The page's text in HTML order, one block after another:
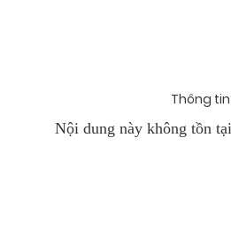
Thông tin
Nội dung này không tồn